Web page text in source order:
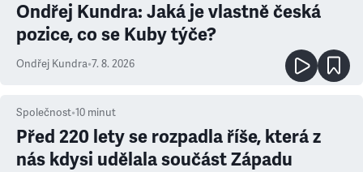
Ondřej Kundra: Jaká je vlastně česká
pozice, co se Kuby týče?
Ondřej Kundra•7. 8. 2026
Společnost•10 minut
Před 220 lety se rozpadla říše, která z
nás kdysi udělala součást Západu